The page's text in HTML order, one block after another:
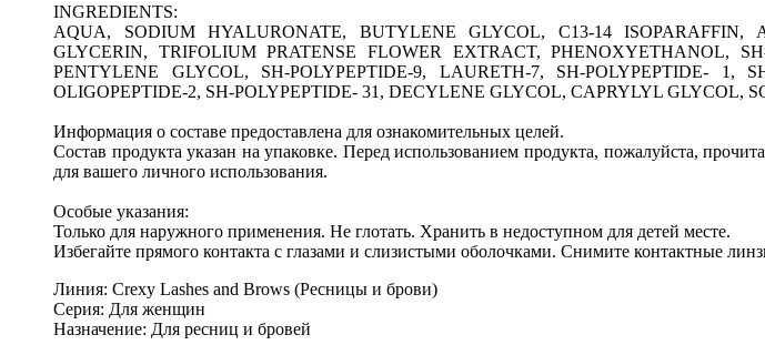
INGREDIENTS:
AQUA, SODIUM HYALURONATE, BUTYLENE GLYCOL, C13-14 ISOPARAFFIN,
GLYCERIN, TRIFOLIUM PRATENSE FLOWER EXTRACT, PHENOXYETHANOL,
PENTYLENE GLYCOL, SH-POLYPEPTIDE-9, LAURETH-7, SH-POLYPEPTIDE-
OLIGOPEPTIDE-2, SH-POLYPEPTIDE- 31, DECYLENE GLYCOL, CAPRYLYL
Информация о составе предоставлена для ознакомительных целей.
Состав продукта указан на упаковке. Перед использованием продукта, пожалуйста,
для вашего личного использования.
Особые указания:
Только для наружного применения. Не глотать. Хранить в недоступном для детей месте.
Избегайте прямого контакта с глазами и слизистыми оболочками. Снимите контактные
Линия: Crexy Lashes and Brows (Ресницы и брови)
Серия: Для женщин
Назначение: Для ресниц и бровей